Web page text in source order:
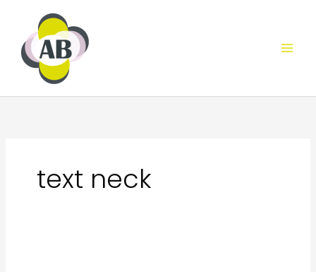
contenido
text neck